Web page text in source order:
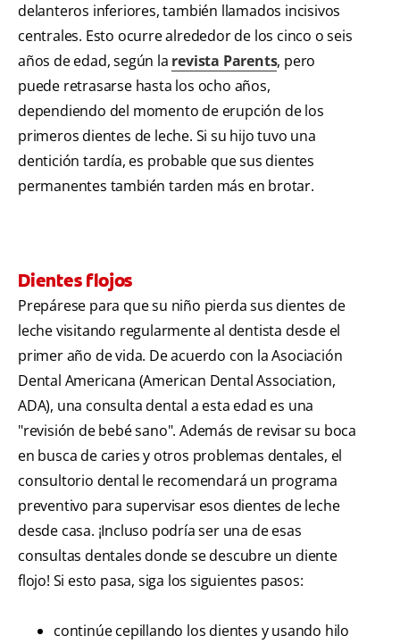
delanteros inferiores, también llamados incisivos
centrales. Esto ocurre alrededor de los cinco o seis
años de edad, según la revista Parents, pero
puede retrasarse hasta los ocho años,
dependiendo del momento de erupción de los
primeros dientes de leche. Si su hijo tuvo una
dentición tardía, es probable que sus dientes
permanentes también tarden más en brotar.
Dientes flojos
Prepárese para que su niño pierda sus dientes de
leche visitando regularmente al dentista desde el
primer año de vida. De acuerdo con la Asociación
Dental Americana (American Dental Association,
ADA), una consulta dental a esta edad es una
"revisión de bebé sano". Además de revisar su boca
en busca de caries y otros problemas dentales, el
consultorio dental le recomendará un programa
preventivo para supervisar esos dientes de leche
desde casa. ¡Incluso podría ser una de esas
consultas dentales donde se descubre un diente
flojo! Si esto pasa, siga los siguientes pasos:
continúe cepillando los dientes y usando hilo